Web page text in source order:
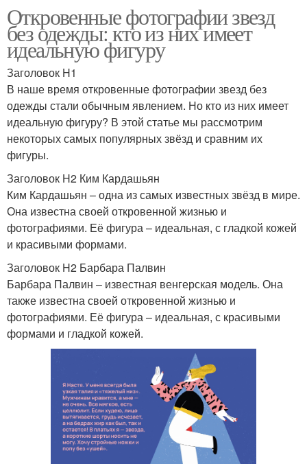
Откровенные фотографии звезд
без одежды: кто из них имеет
идеальную фигуру
Заголовок H1
В наше время откровенные фотографии звезд без
одежды стали обычным явлением. Но кто из них имеет
идеальную фигуру? В этой статье мы рассмотрим
некоторых самых популярных звёзд и сравним их
фигуры.
Заголовок H2 Ким Кардашьян
Ким Кардашьян – одна из самых известных звёзд в мире.
Она известна своей откровенной жизнью и
фотографиями. Её фигура – идеальная, с гладкой кожей
и красивыми формами.
Заголовок H2 Барбара Палвин
Барбара Палвин – известная венгерская модель. Она
также известна своей откровенной жизнью и
фотографиями. Её фигура – идеальная, с красивыми
формами и гладкой кожей.